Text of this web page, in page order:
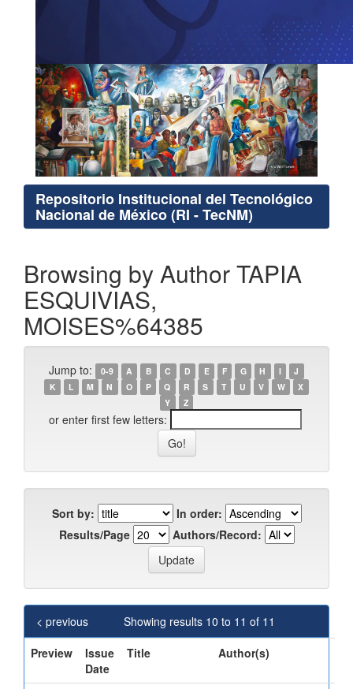
Repositorio Institucional del Tecnológico
Nacional de México (RI - TecNM)
Browsing by Author TAPIA
ESQUIVIAS,
MOISES%64385
Jump to: 0-9 A B C D E F G H I
J
K
L M N O P Q R S T U V W
X
Y
Z
or enter first few letters:
Sort by:
In order:
Results/Page
Authors/Record:
Showing results 10 to 11 of 11
< previous
Preview
Issue
Date
Title Author(s)